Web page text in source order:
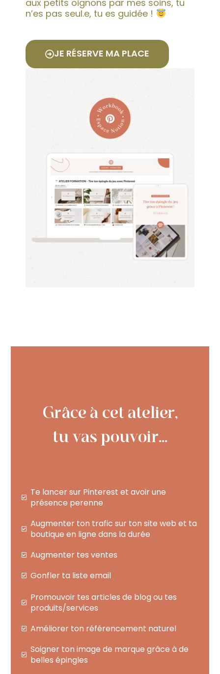
aux petits oignons par mes soins, tu
n’es pas seul.e, tu es guidée !
JE RÉSERVE MA PLACE
Grâce à cet atelier,
tu vas pouvoir...
Te lancer sur Pinterest et avoir une
présence perenne
Augmenter ton trafic sur ton site web et ta
boutique en ligne dans la durée
Augmenter tes ventes
Gonfler ta liste email
Promouvoir tes articles de blog ou tes
produits/services
Améliorer ton référencement naturel
Soigner ton image de marque grâce à de
belles épingles